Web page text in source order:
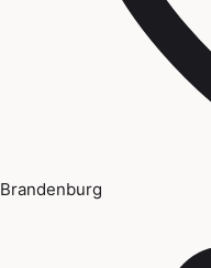
Brandenburg